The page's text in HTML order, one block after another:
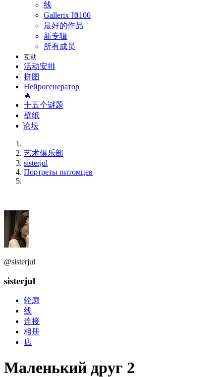
线
Gallerix 顶100
最好的作品
新专辑
所有成员
互动
活动安排
拼图
Нейрогенератор
🔥
十五个谜题
壁纸
论坛
艺术俱乐部
sisterjul
Портреты питомцев
@sisterjul
sisterjul
轮廓
线
连接
相册
店
Маленький друг 2